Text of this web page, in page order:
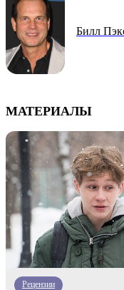
Билл
МАТЕРИАЛЫ
Рецензии